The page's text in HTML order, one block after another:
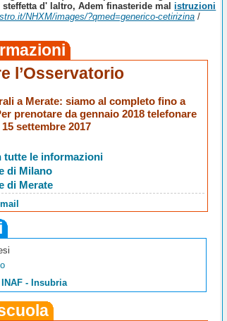
steffetta d' laltro, Adem finasteride malistruzioni
NHXM/images/?qmed=generico-cetirizina /
l’Osservatorio
a Merate: siamo al completo fino a
prenotare da gennaio 2018 telefonare
settembre 2017
tutte le informazioni
di Milano
di Merate
- Insubria